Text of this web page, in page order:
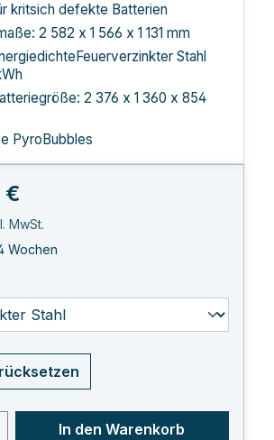
kritsich defekte Batterien
2 582 x 1 566 x 1 131 mm
Stahl
2 376 x 1 360 x 854
PyroBubbles
€
MwSt.
Wochen
Gib den
In den Warenkorb